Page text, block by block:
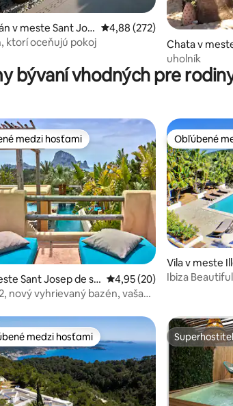
4,96 z 5, počet hodnotení: 92
v meste Sant Jos
Priemerné ohodnotenie
4,88 (272)
ktorí oceňujú pokoj
Chata v
uholník
bývaní vhodných pre
4,87 z 5, počet hodnotení: 79
medzi hosťami
medzi hosťami
Sant Josep de sa
Priemerné ohodnotenie
4,95 (20)
nový vyhrievaný bazén, vaša
Obľúbené
Obľúbené
Vila v meste
Ibiza
medzi hosťami
medzi hosťami Superhostiteľ
Superhostiteľ